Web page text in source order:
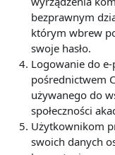
bezprawnym
którym wbrew
swoje hasło.
Logowanie do
pośrednictwem
używanego do
społeczności
Użytkownikom
swoich danych